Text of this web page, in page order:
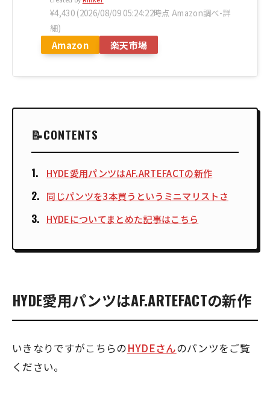
¥4,430 (2026/08/09 05:24:22時点 Amazon調べ-詳
細)
Amazon 楽天市場
CONTENTS
HYDE愛用パンツはAF.ARTEFACTの新作
同じパンツを3本買うというミニマリストさ
HYDEについてまとめた記事はこちら
HYDE愛用パンツはAF.ARTEFACTの新作
いきなりですがこちらのHYDEさんのパンツをご覧
ください。